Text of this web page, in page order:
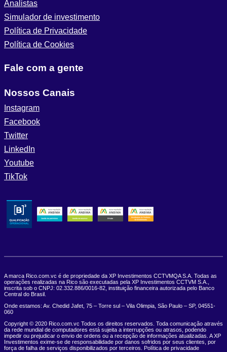
Analistas
Simulador de investimento
Política de Privacidade
Política de Cookies
Fale com a gente
Nossos Canais
Instagram
Facebook
Twitter
LinkedIn
Youtube
TikTok
A marca Rico.com.vc é de propriedade da XP Investimentos CCTVMQA S.A. Todas as
operações realizadas na Rico são executadas pela XP Investimentos CCTVM S.A.,
inscrita sob o CNPJ: 02.332.886/0016-82, instituição financeira autorizada pelo Banco
Central do Brasil.
Onde estamos: Av. Chedid Jafet, 75 – Torre sul – Vila Olimpia, São Paulo – SP, 04551-
060
Copyright © 2020 Rico.com.vc Todos os direitos reservados. Toda comunicação através
da rede mundial de computadores está sujeita a interrupções ou atrasos, podendo
impedir ou prejudicar o envio de ordens ou a recepção de informações atualizadas. A XP
Investimentos exime-se de responsabilidade por danos sofridos por seus clientes, por
força de falha de serviços disponibilizados por terceiros. Política de privacidade